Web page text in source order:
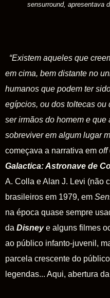
sensurround, apresentava
“Existem aqueles que
em cima, bem distante no
humanos que podem ter
egípcios, ou dos toltecas ou
ser irmãos do homem e que
sobreviver em algum lugar
começava a narrativa em off
Galactica: Astronave de
A. Colla e Alan J. Levi (não
brasileiros em 1979, em
na época quase sempre
da Disneye alguns filmes
ao público infanto-juvenil,
parcela crescente do
legendas... Aqui, abertura